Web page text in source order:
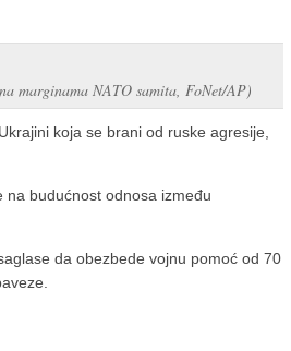
marginama NATO samita, FoNet/AP)
koja se brani od ruske agresije,
budućnost odnosa između
da obezbede vojnu pomoć od 70